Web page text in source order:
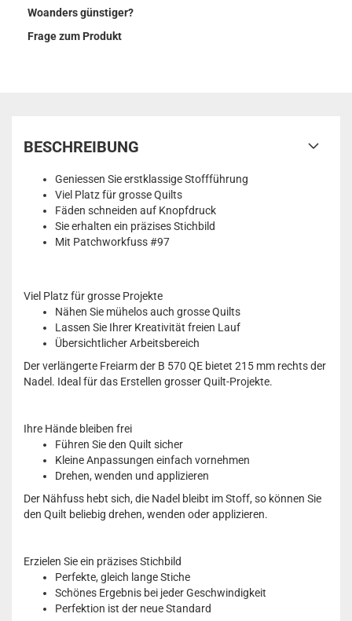
Woanders günstiger?
Frage zum Produkt
BESCHREIBUNG
Geniessen Sie erstklassige Stoffführung
Viel Platz für grosse Quilts
Fäden schneiden auf Knopfdruck
Sie erhalten ein präzises Stichbild
Mit Patchworkfuss #97
Viel Platz für grosse Projekte
Nähen Sie mühelos auch grosse Quilts
Lassen Sie Ihrer Kreativität freien Lauf
Übersichtlicher Arbeitsbereich
Der verlängerte Freiarm der B 570 QE bietet 215 mm rechts der
Nadel. Ideal für das Erstellen grosser Quilt-Projekte.
Ihre Hände bleiben frei
Führen Sie den Quilt sicher
Kleine Anpassungen einfach vornehmen
Drehen, wenden und applizieren
Der Nähfuss hebt sich, die Nadel bleibt im Stoff, so können Sie
den Quilt beliebig drehen, wenden oder applizieren.
Erzielen Sie ein präzises Stichbild
Perfekte, gleich lange Stiche
Schönes Ergebnis bei jeder Geschwindigkeit
Perfektion ist der neue Standard